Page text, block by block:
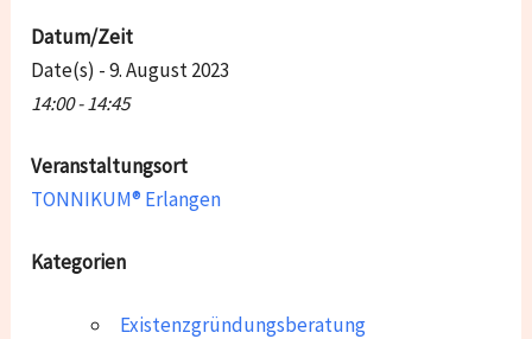
Datum/Zeit
Date(s) - 9. August 2023
14:00 - 14:45
Veranstaltungsort
TONNIKUM® Erlangen
Kategorien
Existenzgründungsberatung